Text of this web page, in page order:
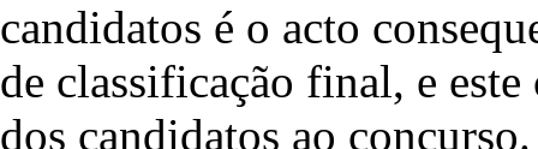
candidatos é o acto
de classificação final, e
dos candidatos ao concurso.